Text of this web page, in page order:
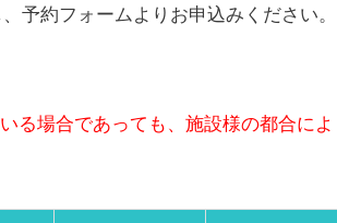
登る行為
予約フォームよりお申込みください。
場合であっても、施設様の都合によ